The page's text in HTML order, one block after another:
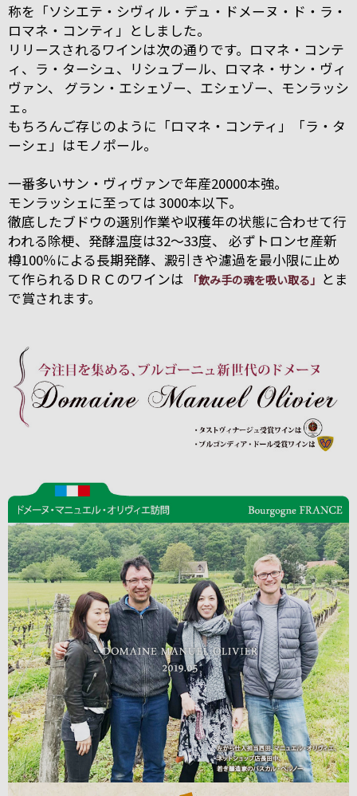
称を「ソシエテ・シヴィル・デュ・ドメーヌ・ド・ラ・
ロマネ・コンティ」としました。
リリースされるワインは次の通りです。ロマネ・コンテ
ィ、ラ・ターシュ、リシュブール、ロマネ・サン・ヴィ
ヴァン、 グラン・エシェゾー、エシェゾー、モンラッシ
ェ。
もちろんご存じのように「ロマネ・コンティ」「ラ・タ
ーシェ」はモノポール。
一番多いサン・ヴィヴァンで年産20000本強。
モンラッシェに至っては 3000本以下。
徹底したブドウの選別作業や収穫年の状態に合わせて行
われる除梗、発酵温度は32～33度、 必ずトロンセ産新
樽100％による長期発酵、澱引きや濾過を最小限に止め
て作られるＤＲＣのワインは
「飲み手の魂を吸い取る」 とま
で賞されます。